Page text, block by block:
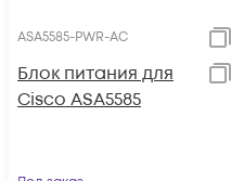
ASA5585-PWR-AC
Блок питания для
Cisco ASA5585